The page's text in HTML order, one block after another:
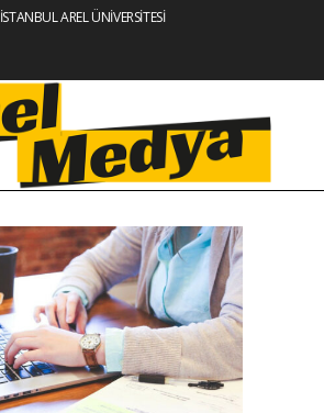
İSTANBUL AREL ÜNİVERSİTESİ